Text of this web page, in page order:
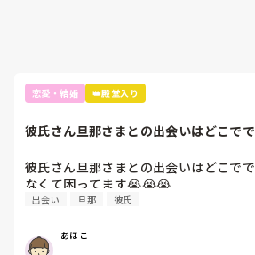
恋愛・結婚 👑殿堂入り
彼氏さん旦那さまとの出会いはどこで
彼氏さん旦那さまとの出会いはどこで
なくて困ってます😭😭😭
出会い 旦那 彼氏
あほこ